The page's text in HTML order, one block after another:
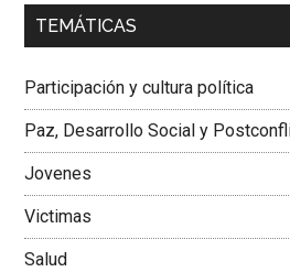
00:00
Dra. Carolina Corcho Mejía,
Colombiana
TEMÁTICAS
Participación y cultura política
Paz, Desarrollo Social y
Jovenes
Victimas
Salud